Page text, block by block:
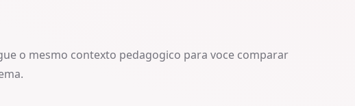
o mesmo contexto pedagogico para voce comparar